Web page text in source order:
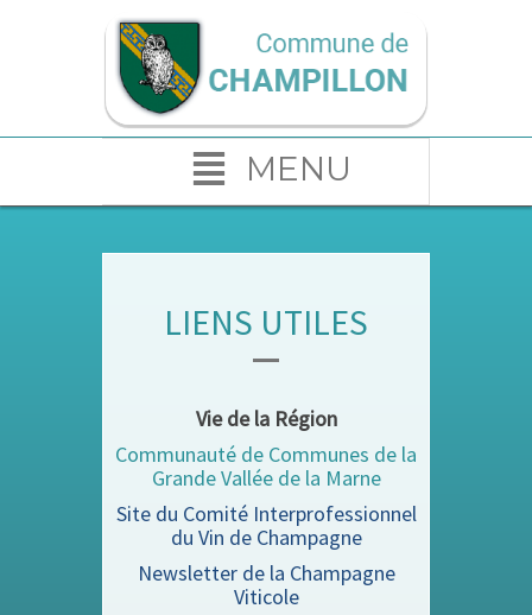
MENU
LIENS UTILES
Vie de la Région
Communauté de Communes de la
Grande Vallée de la Marne
Site du Comité Interprofessionnel
du Vin de Champagne
Newsletter de la Champagne
Viticole